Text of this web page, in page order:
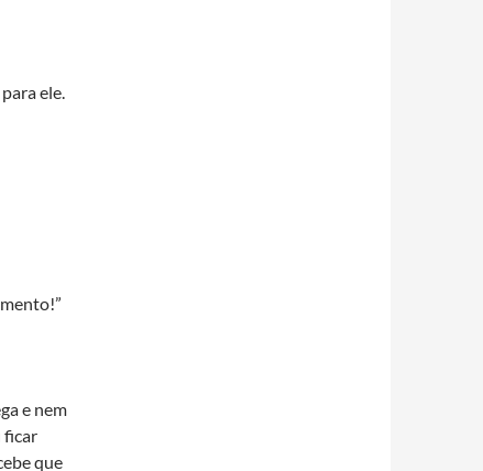
ele.
e nem
ficar
que